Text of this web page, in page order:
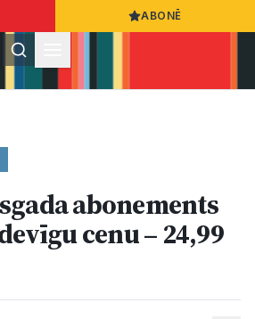
ABONĒ
Ziņas
abonements
cenu – 24,99